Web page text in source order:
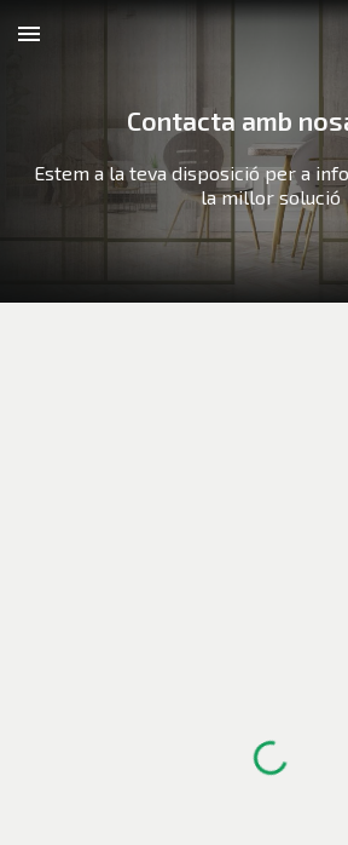
Skip to main content
Contacta amb
Estem a la teva disposició per a
la millor solució